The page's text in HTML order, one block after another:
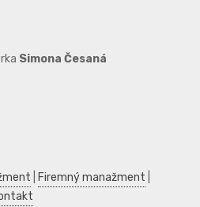
Simona Česaná
Firemný manažment